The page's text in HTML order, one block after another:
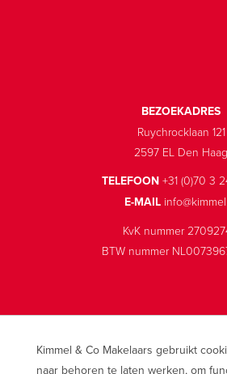
Kimmel & Co Makelaars gebruikt
naar behoren te laten werken, om
BEZOEKADRES
Ruychrocklaan 121
2597 EL Den Haag
TELEFOON+31 (0)70 3
E-MAIL
KvK nummer
BTW nummer
© 2026 Makelaarskantoor